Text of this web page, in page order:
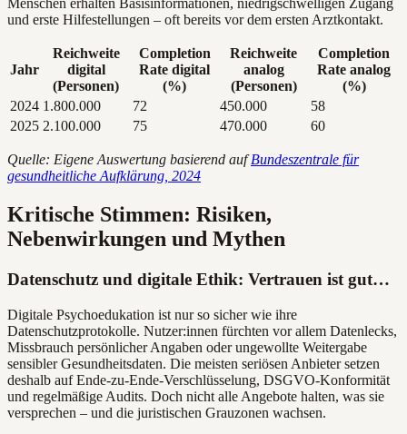
Menschen erhalten Basisinformationen, niedrigschwelligen Zugang
und erste Hilfestellungen – oft bereits vor dem ersten Arztkontakt.
Jahr
Reichweite
digital
(Personen)
Completion
Rate digital
(%)
Reichweite
analog
(Personen)
Completion
Rate analog
(%)
2024 1.800.000 72 450.000
58
2025 2.100.000 75 470.000 60
Quelle: Eigene Auswertung basierend aufBundeszentrale für
gesundheitliche Aufklärung, 2024
Kritische Stimmen: Risiken,
Nebenwirkungen und Mythen
Datenschutz und digitale Ethik: Vertrauen ist gut…
Digitale Psychoedukation ist nur so sicher wie ihre
Datenschutzprotokolle. Nutzer:innen fürchten vor allem Datenlecks,
Missbrauch persönlicher Angaben oder ungewollte Weitergabe
sensibler Gesundheitsdaten. Die meisten seriösen Anbieter setzen
deshalb auf Ende-zu-Ende-Verschlüsselung, DSGVO-Konformität
und regelmäßige Audits. Doch nicht alle Angebote halten, was sie
versprechen – und die juristischen Grauzonen wachsen.